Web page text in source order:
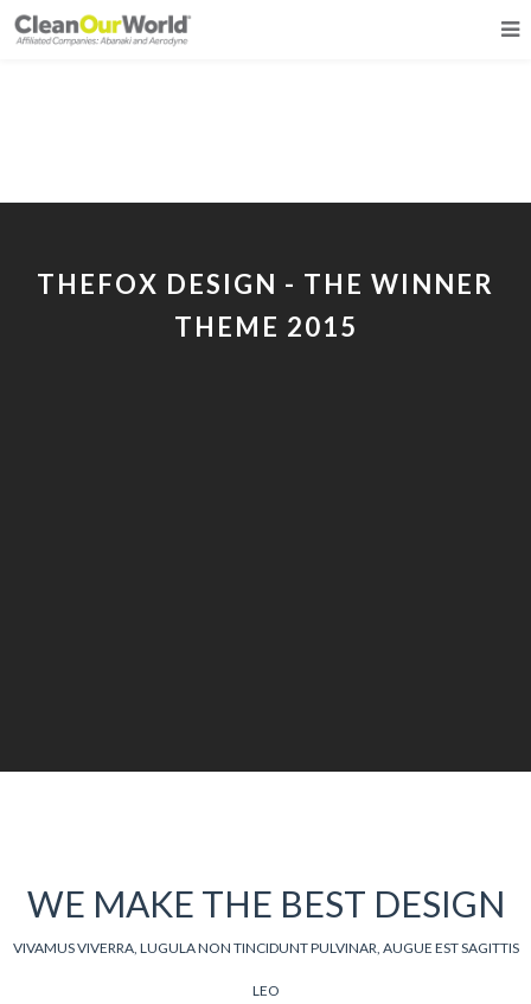
THEFOX DESIGN - THE WINNER
THEME 2015
WE MAKE THE BEST DESIGN
VIVAMUS VIVERRA, LUGULA NON TINCIDUNT PULVINAR, AUGUE EST SAGITTIS
LEO